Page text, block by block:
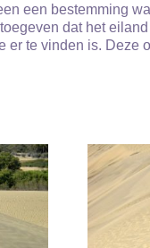
een bestemming
dat het
er te vinden is. Deze